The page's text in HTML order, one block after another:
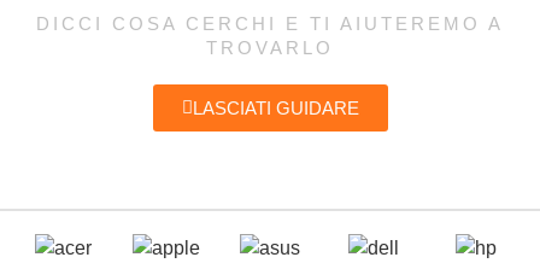
DICCI COSA CERCHI E TI AIUTEREMO A
TROVARLO
LASCIATI GUIDARE